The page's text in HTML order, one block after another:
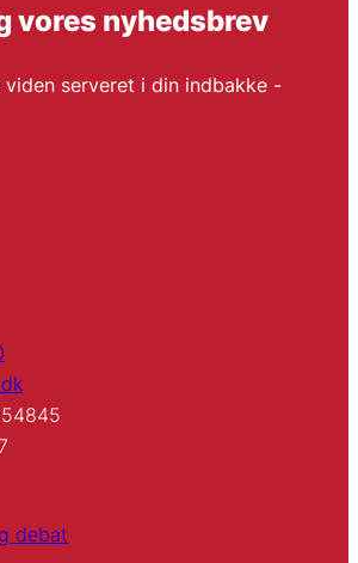
vores nyhedsbrev
viden serveret i din indbakke -
debat